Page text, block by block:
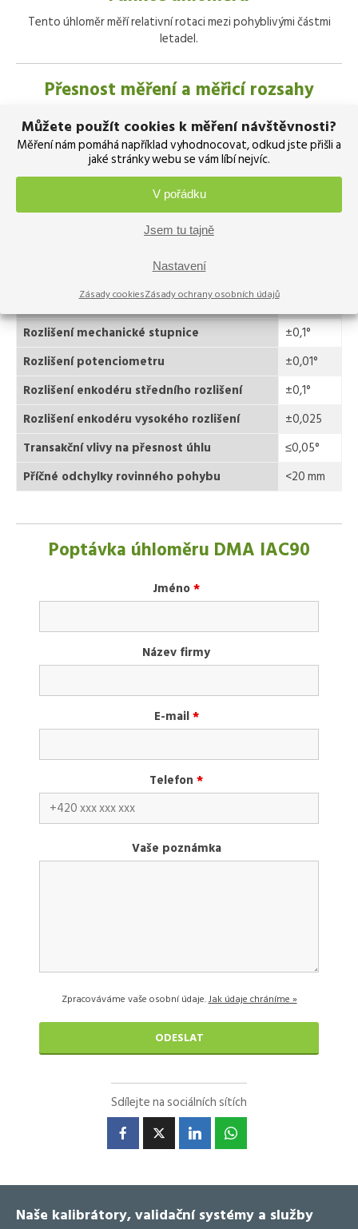
Můžete použít cookies k měření návštěvnosti?
Měření nám pomáhá například vyhodnocovat, odkud jste přišli a
jaké stránky webu se vám líbí nejvíc.
V pořádku
Jsem tu tajně
Nastavení
Zásady cookiesZásady ochrany osobních údajů
Tento úhloměr měří relativní rotaci mezi pohyblivými částmi
letadel.
Přesnost měření a měřicí rozsahy
Rozsah
−90° až
90°
Přesnost mechanické stupnice
Celková přesnost s potenciometrem
±0,3°
Celková přesnost s enkodérem středního
Celková přesnost s enkodérem vysokého
Rozlišení mechanické stupnice
±0,1°
Rozlišení potenciometru
±0,01°
Rozlišení enkodéru středního rozlišení
±0,1°
Rozlišení enkodéru vysokého rozlišení
±0,025
Transakční vlivy na přesnost úhlu
≤0,05°
Příčné odchylky rovinného pohybu
<20 mm
Poptávka úhloměru DMA IAC90
Jméno*
Název firmy
E-mail*
Telefon *
Vaše poznámka
Zpracováváme vaše osobní údaje.Jak údaje chráníme »
Sdílejte na sociálních sítích
Naše kalibrátory, validační systémy a služby